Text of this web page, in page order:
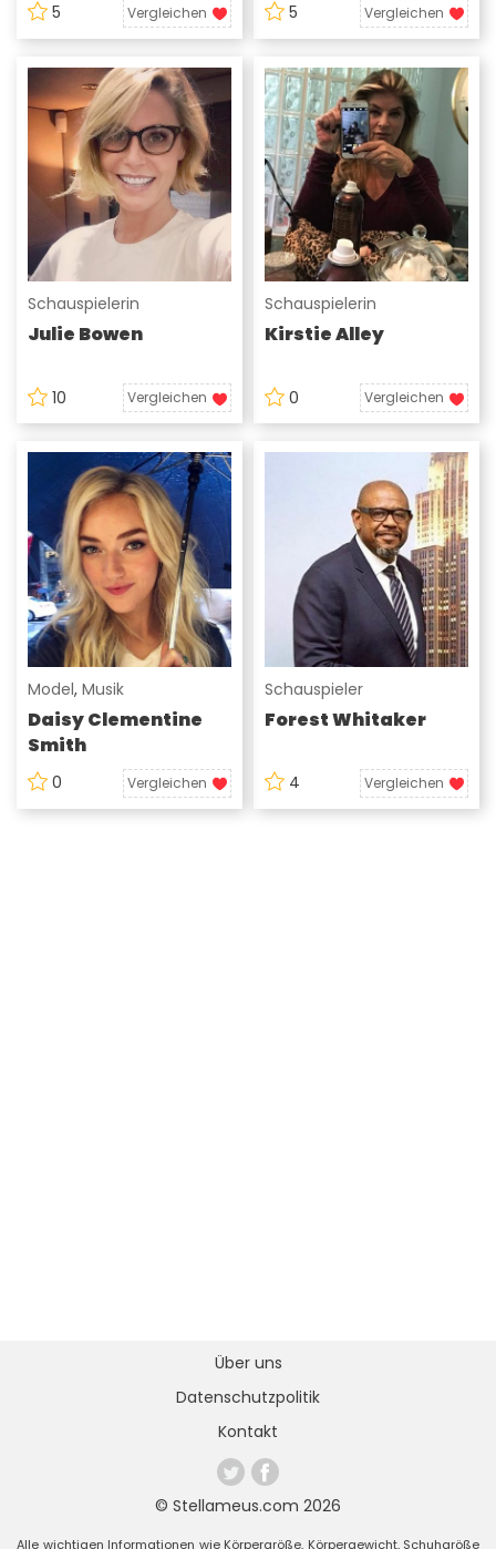
5 Vergleichen 5 Vergleichen
Schauspielerin
Julie Bowen
10 Vergleichen
Schauspielerin
Kirstie Alley
0 Vergleichen
Model, Musik
Daisy Clementine
Smith
0 Vergleichen
Schauspieler
Forest Whitaker
4 Vergleichen
© Stellameus.com 2026
Über uns
Datenschutzpolitik
Kontakt
Alle wichtigen Informationen wie Körpergröße, Körpergewicht, Schuhgröße